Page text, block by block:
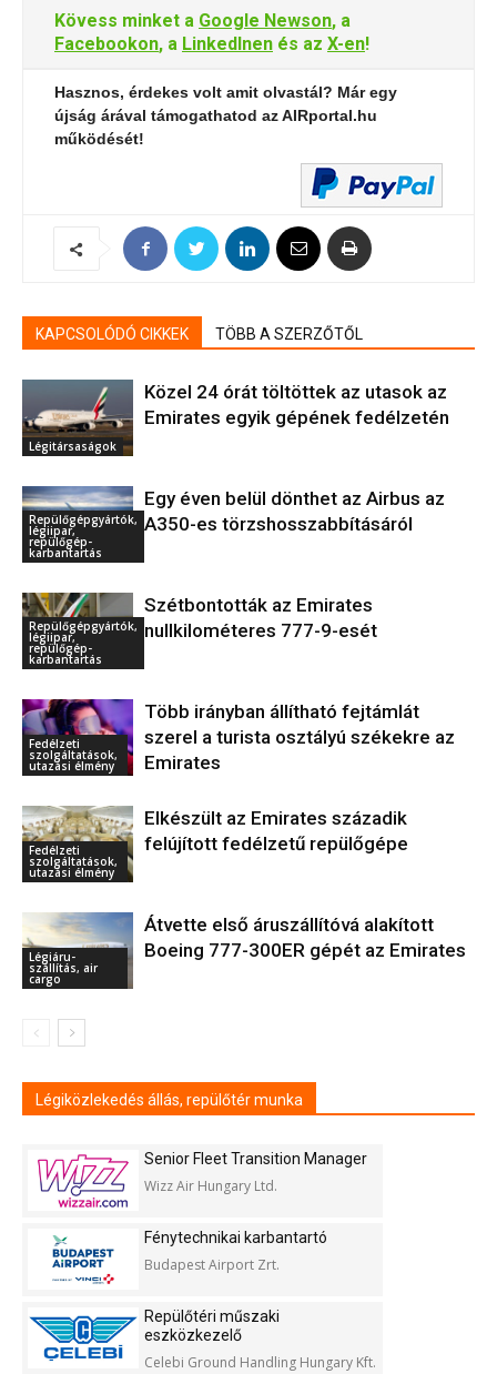
Kövess minket a Google Newson, a
Facebookon, a LinkedInen és az X-en!
Hasznos, érdekes volt amit olvastál? Már egy
újság árával támogathatod az AIRportal.hu
működését!
KAPCSOLÓDÓ CIKKEK TÖBB A SZERZŐTŐL
Légitársaságok
Közel 24 órát töltöttek az utasok az
Emirates egyik gépének fedélzetén
Repülőgépgyártók,
légiipar,
repülőgép-
karbantartás
Egy éven belül dönthet az Airbus az
A350-es törzshosszabbításáról
Repülőgépgyártók,
légiipar,
repülőgép-
karbantartás
Szétbontották az Emirates
nullkilométeres 777-9-esét
Fedélzeti
szolgáltatások,
utazási élmény
Több irányban állítható fejtámlát
szerel a turista osztályú székekre az
Emirates
Fedélzeti
szolgáltatások,
utazási élmény
Elkészült az Emirates századik
felújított fedélzetű repülőgépe
Légiáru-
szállítás, air
cargo
Átvette első áruszállítóvá alakított
Boeing 777-300ER gépét az Emirates
Légiközlekedés állás, repülőtér munka
Senior Fleet Transition Manager
Wizz Air Hungary Ltd.
Fénytechnikai karbantartó
Budapest Airport Zrt.
Repülőtéri műszaki
eszközkezelő
Celebi Ground Handling Hungary Kft.